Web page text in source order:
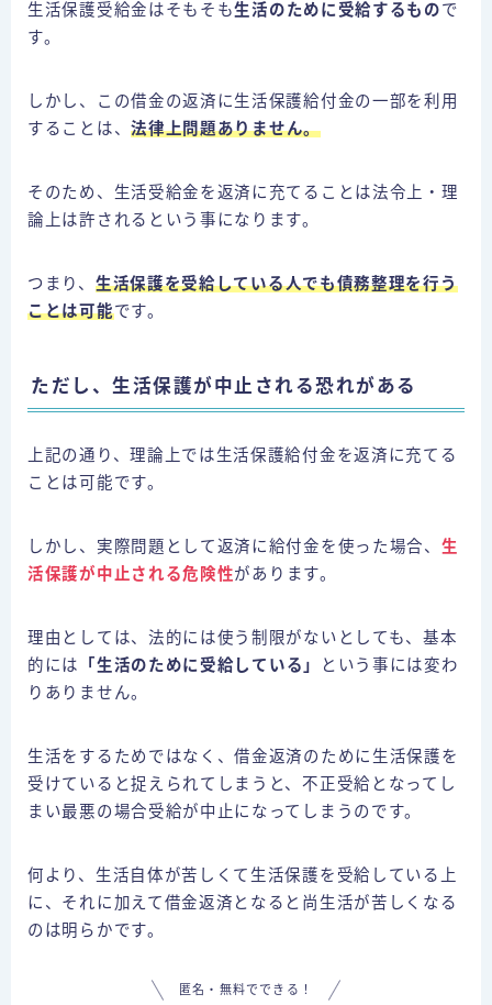
生活保護受給金はそもそも生活のために受給するもので
す。
しかし、この借金の返済に生活保護給付金の一部を利用
することは、法律上問題ありません。
そのため、生活受給金を返済に充てることは法令上・理
論上は許されるという事になります。
つまり、 生活保護を受給している人でも債務整理を行う
ことは可能です。
ただし、生活保護が中止される恐れがある
上記の通り、理論上では生活保護給付金を返済に充てる
ことは可能です。
しかし、実際問題として返済に給付金を使った場合、 生
活保護が中止される危険性があります。
理由としては、法的には使う制限がないとしても、基本
的には
「生活のために受給している」
という事には変わ
りありません。
生活をするためではなく、借金返済のために生活保護を
受けていると捉えられてしまうと、不正受給となってし
まい最悪の場合受給が中止になってしまうのです。
何より、生活自体が苦しくて生活保護を受給している上
に、それに加えて借金返済となると尚生活が苦しくなる
のは明らかです。
匿名・無料でできる！